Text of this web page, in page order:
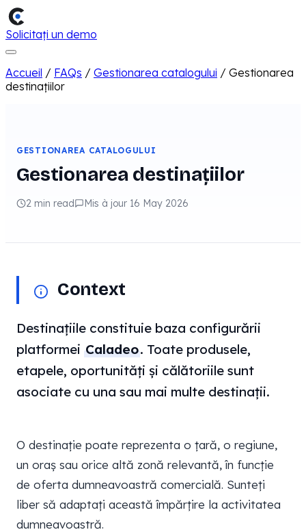
Solicitați un demo
Accueil / FAQs / Gestionarea catalogului / Gestionarea
destinațiilor
GESTIONAREA CATALOGULUI
Gestionarea destinațiilor
2 min read Mis à jour 16 May 2026
Context
Destinațiile constituie baza configurării
platformei Caladeo. Toate produsele,
etapele, oportunități și călătoriile sunt
asociate cu una sau mai multe destinații.
O destinație poate reprezenta o țară, o regiune,
un oraș sau orice altă zonă relevantă, în funcție
de oferta dumneavoastră comercială. Sunteți
liber să adaptați această împărțire la activitatea
dumneavoastră.